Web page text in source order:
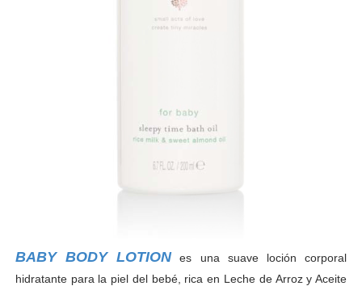
BABY BODY LOTION es una suave loción corporal
hidratante para la piel del bebé, rica en Leche de Arroz y Aceite